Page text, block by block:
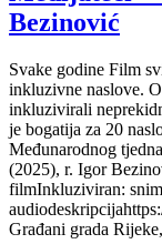
Bezinović
Svake godine Film
inkluzivne naslove.
inkluzivirali
je bogatija za 20
Međunarodnog
(2025), r. Igor
filmInkluziviran:
Građani grada